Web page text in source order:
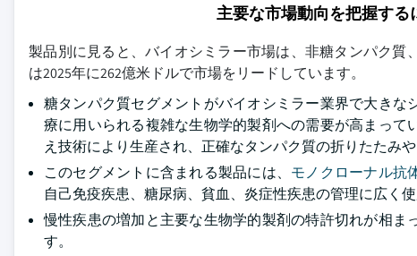
主要な市場動向を把握する
製品別に見ると、バイオシミラー市場は、非糖タンパク
は2025年に262億米ドルで市場をリードしています。
糖タンパク質セグメントがバイオシミラー業界で大き
療に用いられる複雑な生物学的製剤への需要が高まっ
え技術により生産され、正確なタンパク質の折りたたみ
このセグメントに含まれる製品には、 モノクローナル抗
自己免疫疾患、糖尿病、貧血、炎症性疾患の管理に広く使
慢性疾患の増加と主要な生物学的製剤の特許切れが相
す。